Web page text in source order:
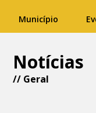
Município
Notícias
// Geral